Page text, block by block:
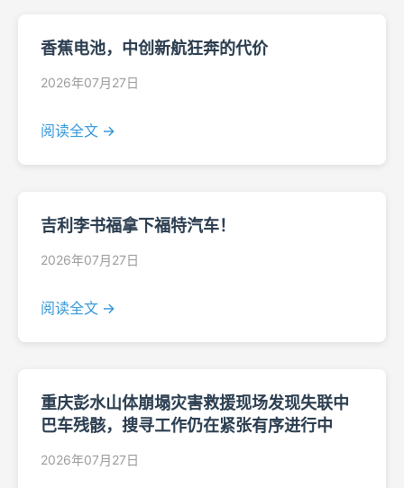
香蕉电池，中创新航狂奔的代价
2026年07月27日
阅读全文 →
吉利李书福拿下福特汽车！
2026年07月27日
阅读全文 →
重庆彭水山体崩塌灾害救援现场发现失联中
巴车残骸，搜寻工作仍在紧张有序进行中
2026年07月27日